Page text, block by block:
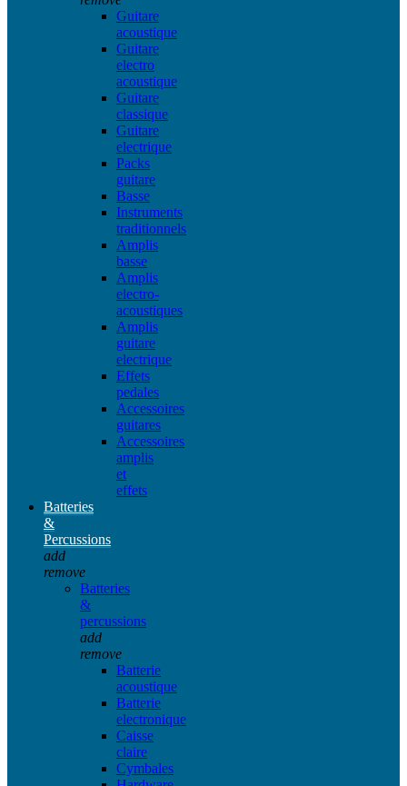
Guitare
acoustique
Guitare
electro
acoustique
Guitare
classique
Guitare
electrique
Packs
guitare
Basse
Instruments
traditionnels
Amplis
basse
Amplis
electro-
acoustiques
Amplis
guitare
electrique
Effets
pedales
Accessoires
guitares
Accessoires
amplis
et
effets
Batteries
&
Percussions
add
remove
Batteries
&
percussions
add
remove
Batterie
acoustique
Batterie
electronique
Caisse
claire
Cymbales